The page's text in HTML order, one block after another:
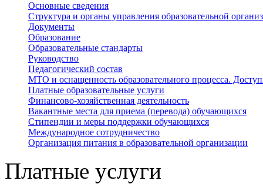
Основные сведения
Структура и органы управления образовательной
Документы
Образование
Образовательные стандарты
Руководство
Педагогический состав
МТО и оснащенность образовательного процесса.
Платные образовательные услуги
Финансово-хозяйственная деятельность
Вакантные места для приема (перевода) обучающихся
Стипендии и меры поддержки обучающихся
Международное сотрудничество
Организация питания в образовательной организации
Платные услуги